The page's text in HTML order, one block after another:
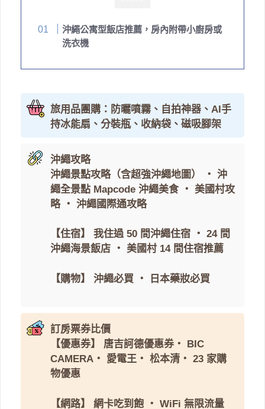
沖繩公寓型飯店推薦，房內附帶小廚房或
洗衣機
旅用品團購：防曬噴霧、自拍神器、AI手
持冰能扇、分裝瓶、收納袋、磁吸腳架
沖繩攻略
沖繩景點攻略（含超強沖繩地圖）
・ 沖
繩全景點 Mapcode 沖繩美食・ 美國村攻
略・ 沖繩國際通攻略
【住宿】 我住過 50 間沖繩住宿 ・ 24 間
沖繩海景飯店 ・ 美國村 14 間住宿推薦
【購物】 沖繩必買 ・ 日本藥妝必買
訂房票券比價
【優惠券】
唐吉訶德優惠券・
BIC
CAMERA ・ 愛電王 ・ 松本清 ・ 23 家購
物優惠
【網路】 網卡吃到飽 ・ WiFi 無限流量